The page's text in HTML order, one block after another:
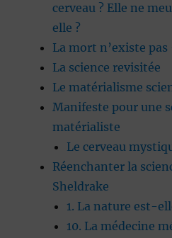
cerveau ? Elle ne
elle ?
La mort n’existe
La science revisitée
Le matérialisme
Manifeste pour une
matérialiste
Le cerveau
Réenchanter la
Sheldrake
1. La nature est-
10. La médecine